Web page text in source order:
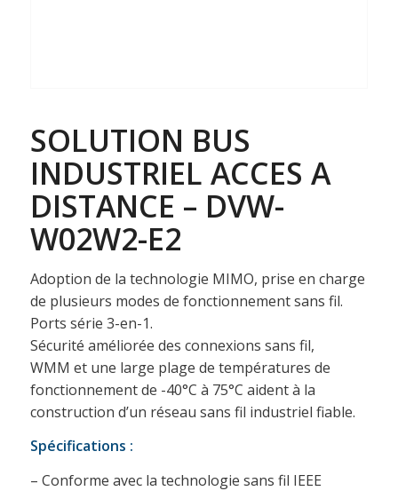
SOLUTION BUS
INDUSTRIEL ACCES A
DISTANCE – DVW-
W02W2-E2
Adoption de la technologie MIMO, prise en charge
de plusieurs modes de fonctionnement sans fil.
Ports série 3-en-1.
Sécurité améliorée des connexions sans fil,
WMM et une large plage de températures de
fonctionnement de -40°C à 75°C aident à la
construction d’un réseau sans fil industriel fiable.
Spécifications :
– Conforme avec la technologie sans fil IEEE